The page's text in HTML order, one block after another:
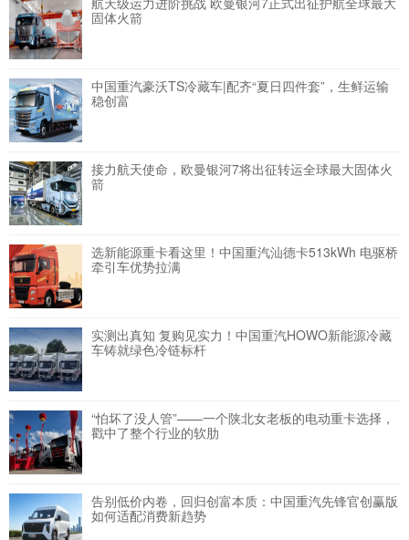
固体火箭
中国重汽豪沃TS冷藏车|配齐“夏日四件套”，生鲜运输
稳创富
接力航天使命，欧曼银河7将出征转运全球最大固体火
箭
选新能源重卡看这里！中国重汽汕德卡513kWh 电驱桥
牵引车优势拉满
实测出真知 复购见实力！中国重汽HOWO新能源冷藏
车铸就绿色冷链标杆
“怕坏了没人管”——一个陕北女老板的电动重卡选择，
戳中了整个行业的软肋
告别低价内卷，回归创富本质：中国重汽先锋官创赢版
如何适配消费新趋势